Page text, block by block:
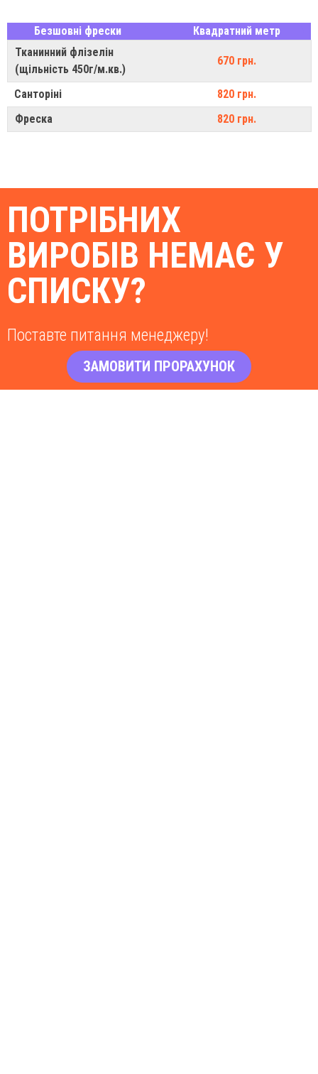
Безшовні фрески
Квадратний метр
Тканинний флізелін
(щільність 450г/м.кв.)
670 грн.
Санторіні
820 грн.
Фреска
820 грн.
ПОТРІБНИХ
ВИРОБІВ НЕМАЄ У
СПИСКУ?
Поставте питання менеджеру!
ЗАМОВИТИ ПРОРАХУНОК